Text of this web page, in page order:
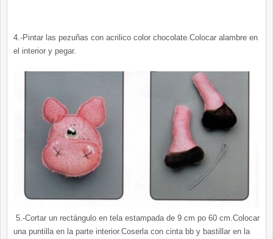
4.-Pintar las pezuñas con acrilico color chocolate.Colocar alambre en
el interior y pegar.
5.-Cortar un rectángulo en tela estampada de 9 cm po 60 cm.Colocar
una puntilla en la parte interior.Coserla con cinta bb y bastillar en la